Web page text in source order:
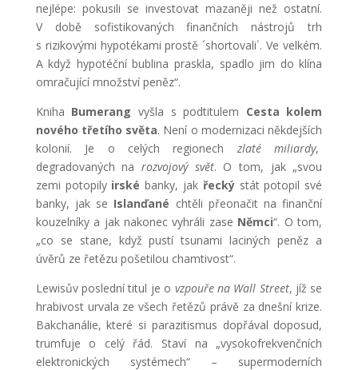
nejlépe: pokusili se investovat mazaněji než ostatní.
V době sofistikovaných finančních nástrojů trh
s rizikovými hypotékami prostě ´shortovali´. Ve velkém.
A když hypotéční bublina praskla, spadlo jim do klína
omračující množství peněz“.
Kniha Bumerang vyšla s podtitulem Cesta kolem
nového třetího světa. Není o modernizaci někdejších
kolonií. Je o celých regionech zlaté miliardy,
degradovaných narozvojový svět. O tom, jak „svou
zemi potopily irskébanky, jak řecký stát potopil své
banky, jak se Islanďané chtěli přeonačit na finanční
kouzelníky a jak nakonec vyhráli zase Němci“. O tom,
„co se stane, když pustí tsunami laciných peněz a
úvěrů ze řetězu pošetilou chamtivost“.
Lewisův poslední titul je o vzpouře na Wall Street, jíž se
hrabivost urvala ze všech řetězů právě za dnešní krize.
Bakchanálie, které si parazitismus dopřával doposud,
trumfuje o celý řád. Staví na „vysokofrekvenčních
elektronických systémech“ – supermoderních